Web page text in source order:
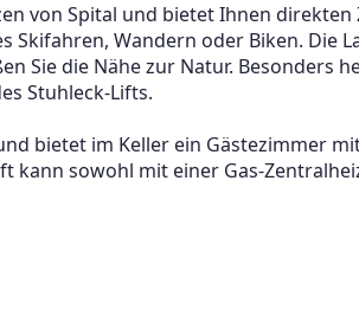
von Spital und bietet Ihnen direkten
Skifahren, Wandern oder Biken. Die
Sie die Nähe zur Natur. Besonders
Stuhleck-Lifts.
bietet im Keller ein Gästezimmer
kann sowohl mit einer Gas-